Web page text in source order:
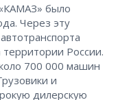
было
Через эту
территории России.
700 000 машин
и
дилерскую